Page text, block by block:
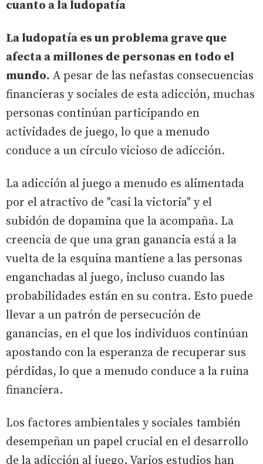
cuanto a la ludopatía
La ludopatía es un problema grave que
afecta a millones de personas en todo el
mundo. A pesar de las nefastas consecuencias
financieras y sociales de esta adicción, muchas
personas continúan participando en
actividades de juego, lo que a menudo
conduce a un círculo vicioso de adicción.
La adicción al juego a menudo es alimentada
por el atractivo de "casi la victoria" y el
subidón de dopamina que la acompaña. La
creencia de que una gran ganancia está a la
vuelta de la esquina mantiene a las personas
enganchadas al juego, incluso cuando las
probabilidades están en su contra. Esto puede
llevar a un patrón de persecución de
ganancias, en el que los individuos continúan
apostando con la esperanza de recuperar sus
pérdidas, lo que a menudo conduce a la ruina
financiera.
Los factores ambientales y sociales también
desempeñan un papel crucial en el desarrollo
de la adicción al juego. Varios estudios han